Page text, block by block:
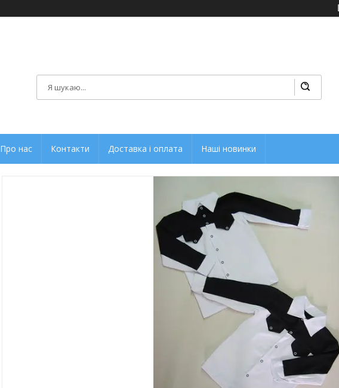
Про нас Контакти Доставка і оплата Наші новинки